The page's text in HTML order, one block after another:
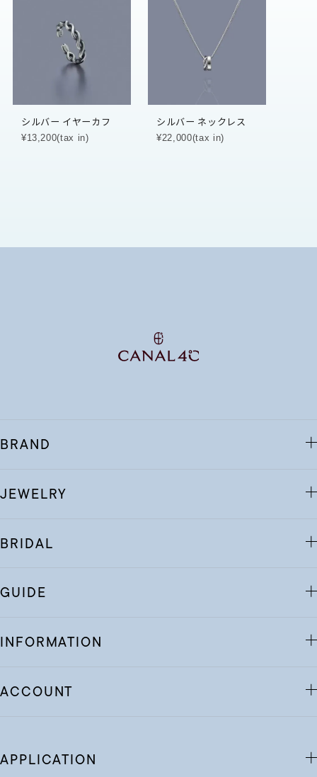
シルバー イヤーカフ
¥13,200(tax in)
シルバー ネックレス
¥22,000(tax in)
BRAND
JEWELRY
BRIDAL
GUIDE
INFORMATION
ACCOUNT
APPLICATION